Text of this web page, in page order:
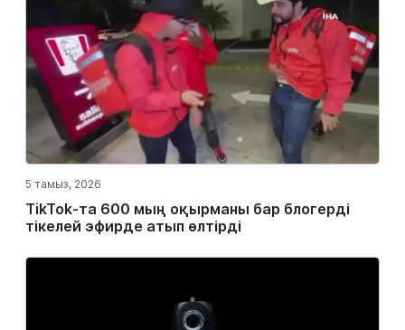
5 тамыз, 2026
TikTok-та 600 мың оқырманы бар блогерді
тікелей эфирде атып өлтірді